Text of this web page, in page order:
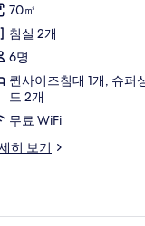
70㎡
침실 2개
6명
퀸사이즈침대 1개, 슈퍼
드 2개
무료 WiFi
히 보기